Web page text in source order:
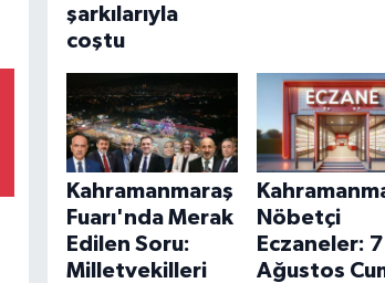
şarkılarıyla
coştu
Kahramanmaraş
Fuarı'nda Merak
Edilen Soru:
Milletvekilleri
Nöbetçi
Eczaneler: 7
Ağustos